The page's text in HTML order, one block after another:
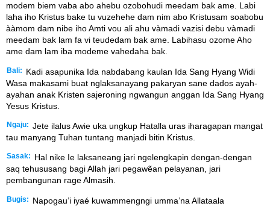
modem biem vaba abo ahebu ozobohudi meedam bak ame. Labi
laha iho Kristus bake tu vuzehehe dam nim abo Kristusam soabobu
ààmom dam nibe iho Amti vou ali ahu vàmadi vazisi debu vàmadi
meedam bak lam fa vi teudedam bak ame. Labihasu ozome Aho
ame dam lam iba modeme vahedaha bak.
Bali:
Kadi asapunika Ida nabdabang kaulan Ida Sang Hyang Widi
Wasa makasami buat nglaksanayang pakaryan sane dados ayah-
ayahan anak Kristen sajeroning ngwangun anggan Ida Sang Hyang
Yesus Kristus.
Ngaju: Jete ilalus Awie uka ungkup Hatalla uras iharagapan mangat
tau manyang Tuhan tuntang manjadi bitin Kristus.
Sasak:
Hal nike Ie laksaneang jari ngelengkapin dengan-dengan
saq tehususang bagi Allah jari pegawẽan pelayanan, jari
pembangunan rage Almasih.
Bugis:
Napogau’i iyaé kuwammengngi umma’na Allataala